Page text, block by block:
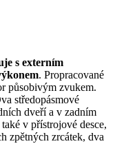
s externím
. Propracované
působivým zvukem.
středopásmové
dveří a v zadním
v přístrojové desce,
zpětných zrcátek, dva